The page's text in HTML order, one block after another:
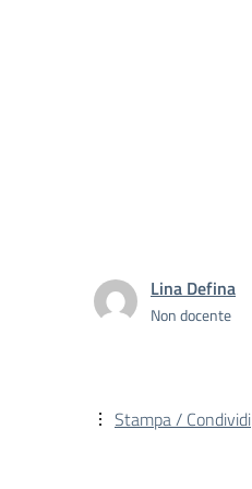
Lina Defina
Non docente
Stampa / Condividi